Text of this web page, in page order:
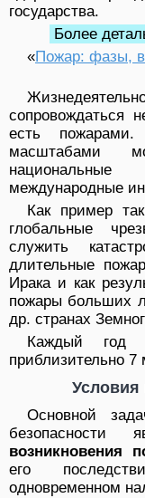
государства.
Более
«Пожар: фазы,
сопровождаться
есть
масштабами
международные
Как пример
глобальные
служить
длительные
Ирака и как
пожары больших
др. странах
Каждый год
приблизительно
Условия
Основной
безопасности
возникновения
его
одновременном